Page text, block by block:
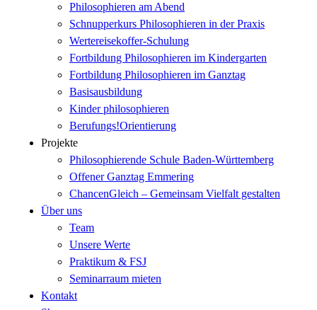
Philosophieren am Abend
Schnupperkurs Philosophieren in der Praxis
Wertereisekoffer-Schulung
Fortbildung Philosophieren im Kindergarten
Fortbildung Philosophieren im Ganztag
Basisausbildung
Kinder philosophieren
Berufungs!Orientierung
Projekte
Philosophierende Schule Baden-Württemberg
Offener Ganztag Emmering
ChancenGleich – Gemeinsam Vielfalt gestalten
Über uns
Team
Unsere Werte
Praktikum & FSJ
Seminarraum mieten
Kontakt